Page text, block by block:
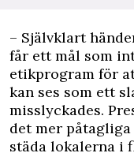
– Självklart
får ett mål som
etikprogram för
kan ses som ett
misslyckades.
det mer
städa lokalerna i